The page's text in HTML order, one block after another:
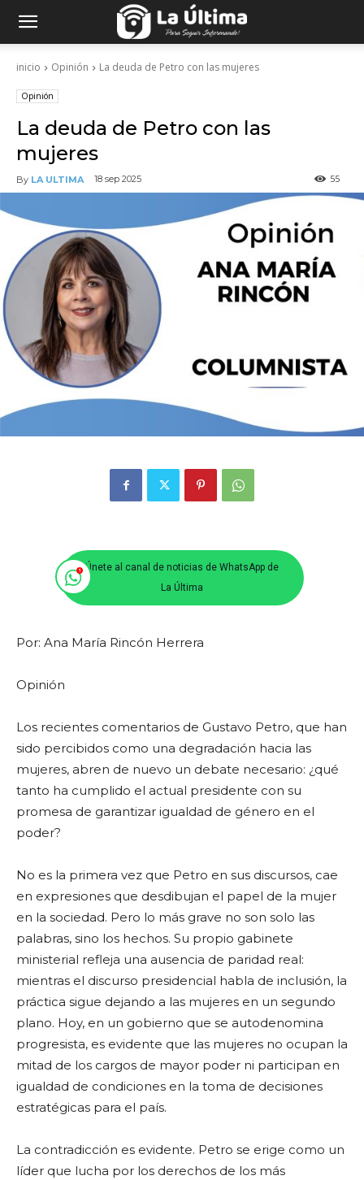
inicio Opinión La deuda de Petro con las mujeres
Opinión
La deuda de Petro con las
mujeres
By LA ULTIMA 18 sep 2025 55
Únete al canal de noticias de WhatsApp de
La Última
Por: Ana María Rincón Herrera
Opinión
Los recientes comentarios de Gustavo Petro, que han
sido percibidos como una degradación hacia las
mujeres, abren de nuevo un debate necesario: ¿qué
tanto ha cumplido el actual presidente con su
promesa de garantizar igualdad de género en el
poder?
No es la primera vez que Petro en sus discursos, cae
en expresiones que desdibujan el papel de la mujer
en la sociedad. Pero lo más grave no son solo las
palabras, sino los hechos. Su propio gabinete
ministerial refleja una ausencia de paridad real:
mientras el discurso presidencial habla de inclusión, la
práctica sigue dejando a las mujeres en un segundo
plano. Hoy, en un gobierno que se autodenomina
progresista, es evidente que las mujeres no ocupan la
mitad de los cargos de mayor poder ni participan en
igualdad de condiciones en la toma de decisiones
estratégicas para el país.
La contradicción es evidente. Petro se erige como un
líder que lucha por los derechos de los más